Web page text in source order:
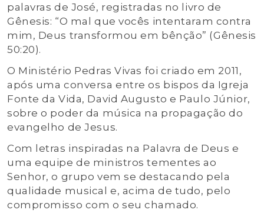
palavras de José, registradas no livro de
Gênesis: “O mal que vocês intentaram contra
mim, Deus transformou em bênção” (Gênesis
50:20).
O Ministério Pedras Vivas foi criado em 2011,
após uma conversa entre os bispos da Igreja
Fonte da Vida, David Augusto e Paulo Júnior,
sobre o poder da música na propagação do
evangelho de Jesus.
Com letras inspiradas na Palavra de Deus e
uma equipe de ministros tementes ao
Senhor, o grupo vem se destacando pela
qualidade musical e, acima de tudo, pelo
compromisso com o seu chamado.